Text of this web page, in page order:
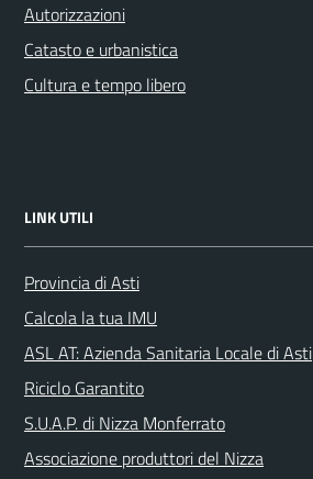
Autorizzazioni
Catasto e urbanistica
Cultura e tempo libero
LINK UTILI
Provincia di Asti
Calcola la tua IMU
ASL AT: Azienda Sanitaria Locale di Asti
Riciclo Garantito
S.U.A.P. di Nizza Monferrato
Associazione produttori del Nizza